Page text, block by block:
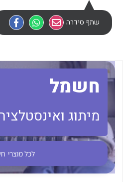
לכל מוצרי היצרן
שתף סידרה
חשמל
מיתוג
לכל מוצרי